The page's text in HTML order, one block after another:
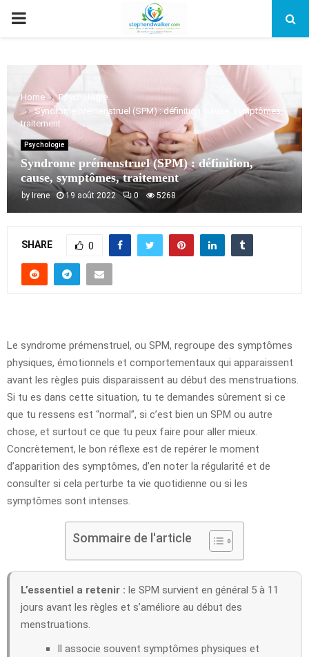
PRIMARY
Home
Psychologie
Syndrome prémenstruel (SPM) : définition, cause, symptômes,
traitement
Psychologie
Syndrome prémenstruel (SPM) : définition,
cause, symptômes, traitement
by Irene 19 août 2022 0 5268
SHARE 0
Le syndrome prémenstruel, ou SPM, regroupe des symptômes
physiques, émotionnels et comportementaux qui apparaissent
avant les règles puis disparaissent au début des menstruations.
Si tu es dans cette situation, tu te demandes sûrement si ce
que tu ressens est “normal”, si c’est bien un SPM ou autre
chose, et surtout ce que tu peux faire pour aller mieux.
Concrètement, le bon réflexe est de repérer le moment
d’apparition des symptômes, d’en noter la régularité et de
consulter si cela perturbe ta vie quotidienne ou si les
symptômes sont intenses.
Sommaire de l'article
L’essentiel a retenir : le SPM survient en général 5 à 11
jours avant les règles et s’améliore au début des
menstruations.
Il associe souvent symptômes physiques et